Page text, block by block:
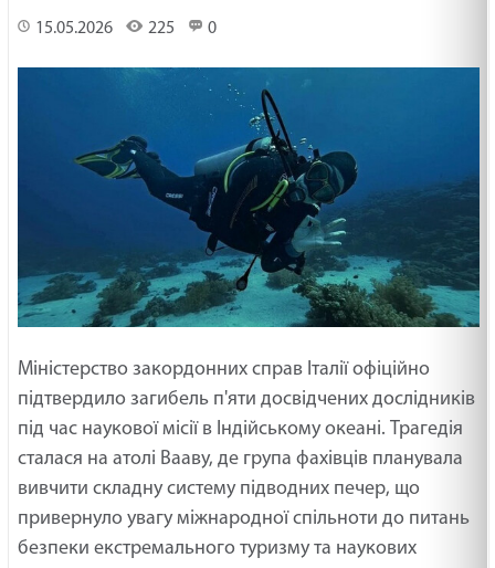
15.05.2026 225 0
Міністерство закордонних справ Італії офіційно
підтвердило загибель п'яти досвідчених дослідників
під час наукової місії в Індійському океані. Трагедія
сталася на атолі Вааву, де група фахівців планувала
вивчити складну систему підводних печер, що
привернуло увагу міжнародної спільноти до питань
безпеки екстремального туризму та наукових